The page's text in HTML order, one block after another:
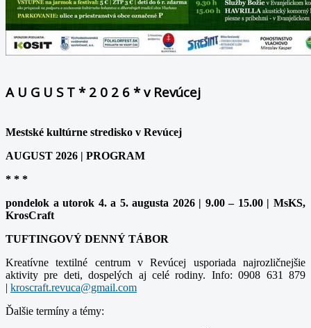
A U G U S T * 2 0 2 6 * v Revúcej
Mestské kultúrne stredisko v Revúcej
AUGUST 2026 | PROGRAM
* * *
pondelok a utorok 4. a 5. augusta 2026 | 9.00 – 15.00 | MsKS,
KrosCraft
TUFTINGOVÝ DENNÝ TÁBOR
Kreatívne textilné centrum v Revúcej usporiada najrozličnejšie
aktivity pre deti, dospelých aj celé rodiny. Info: 0908 631 879
|
Ďalšie termíny a témy: